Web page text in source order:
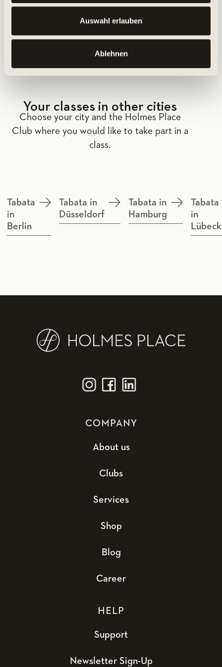
Auswahl erlauben
Ablehnen
MORE ABOUT THE CLASS
Your classes in other cities
Choose your city and the Holmes Place
Club where you would like to take part in a
class.
Tabata
in
Berlin
Tabata in
Düsseldorf
Tabata in
Hamburg
Tabata
in
Lübeck
COMPANY
About us
Clubs
Services
Shop
Blog
Career
HELP
Support
Newsletter Sign-Up